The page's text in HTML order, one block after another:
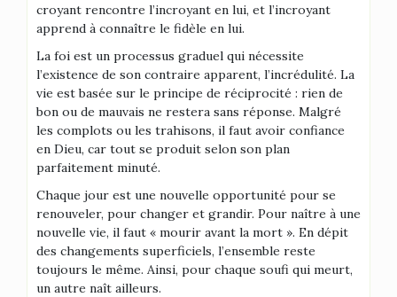
croyant rencontre l’incroyant en lui, et l’incroyant
apprend à connaître le fidèle en lui.
La foi est un processus graduel qui nécessite
l’existence de son contraire apparent, l’incrédulité. La
vie est basée sur le principe de réciprocité : rien de
bon ou de mauvais ne restera sans réponse. Malgré
les complots ou les trahisons, il faut avoir confiance
en Dieu, car tout se produit selon son plan
parfaitement minuté.
Chaque jour est une nouvelle opportunité pour se
renouveler, pour changer et grandir. Pour naître à une
nouvelle vie, il faut « mourir avant la mort ». En dépit
des changements superficiels, l’ensemble reste
toujours le même. Ainsi, pour chaque soufi qui meurt,
un autre naît ailleurs.